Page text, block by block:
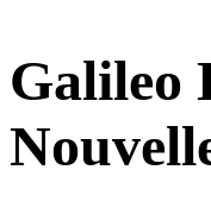
Galileo